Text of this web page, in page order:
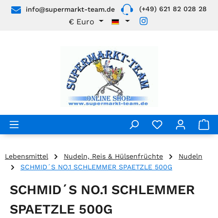
Zum Hauptinhalt springen
info@supermarkt-team.de (+49) 621 82 028 28
€ Euro
Lebensmittel Nudeln, Reis & Hülsenfrüchte
Nudeln
SCHMID´S NO.1 SCHLEMMER SPAETZLE 500G
SCHMID´S NO.1 SCHLEMMER
SPAETZLE 500G